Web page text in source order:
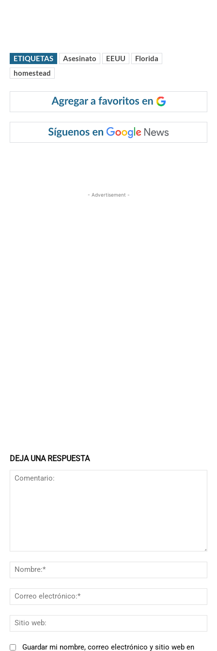
ETIQUETAS Asesinato EEUU
Florida
homestead
- Advertisement -
DEJA UNA RESPUESTA
Guardar mi nombre, correo electrónico y sitio web en